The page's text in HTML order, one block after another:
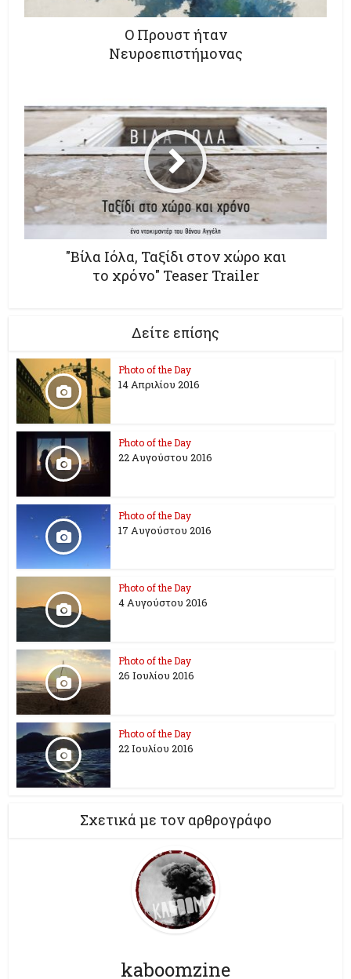
Ο Προυστ ήταν
Νευροεπιστήμονας
"Βίλα Ιόλα, Ταξίδι στον χώρο και
το χρόνο" Teaser Trailer
Δείτε επίσης
Photo of the Day
14 Απριλίου 2016
Photo of the Day
22 Αυγούστου 2016
Photo of the Day
17 Aυγούστου 2016
Photo of the Day
4 Αυγούστου 2016
Photo of the Day
26 Ioυλίου 2016
Photo of the Day
22 Ιουλίου 2016
Σχετικά με τον αρθρογράφο
kaboomzine